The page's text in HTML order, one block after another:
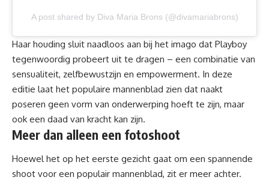
A post shared by Diva Maria Brons (@divamariabrons)
Haar houding sluit naadloos aan bij het imago dat Playboy
tegenwoordig probeert uit te dragen – een combinatie van
sensualiteit, zelfbewustzijn en empowerment. In deze
editie laat het populaire mannenblad zien dat naakt
poseren geen vorm van onderwerping hoeft te zijn, maar
ook een daad van kracht kan zijn.
Meer dan alleen een fotoshoot
Hoewel het op het eerste gezicht gaat om een spannende
shoot voor een populair mannenblad, zit er meer achter.